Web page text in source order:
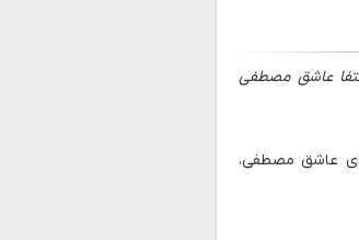
عاشق مصطفی
عاشق مصطفی،